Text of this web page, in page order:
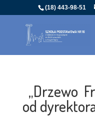
(18) 443-98-51
„Drzewo
od